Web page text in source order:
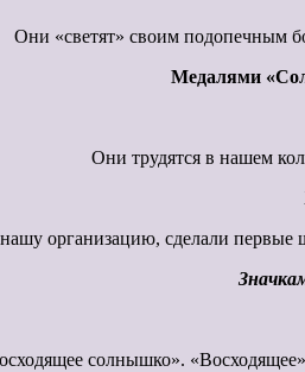
Они «светят» своим подопечным
Медалями
Они трудятся в нашем
организацию, сделали первые
солнышко».